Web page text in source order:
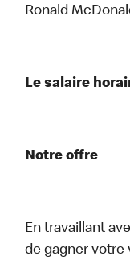
Ronald
Le salaire
Notre offre
En travaillant
de gagner votre